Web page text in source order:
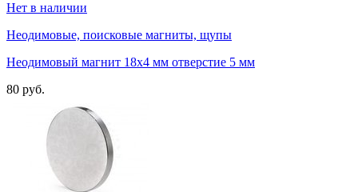
Нет в наличии
Неодимовые, поисковые магниты, щупы
Неодимовый магнит 18х4 мм отверстие 5 мм
80 руб.